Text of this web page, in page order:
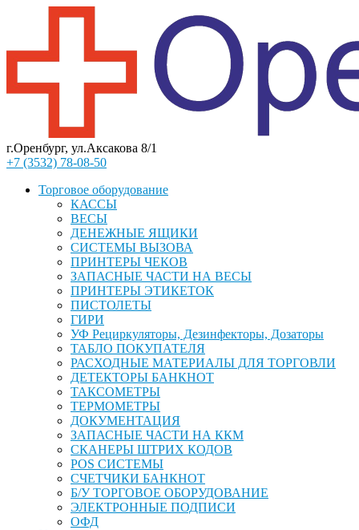
г.Оренбург, ул.Аксакова 8/1
+7 (3532) 78-08-50
Торговое оборудование
КАССЫ
ВЕСЫ
ДЕНЕЖНЫЕ ЯЩИКИ
СИСТЕМЫ ВЫЗОВА
ПРИНТЕРЫ ЧЕКОВ
ЗАПАСНЫЕ ЧАСТИ НА ВЕСЫ
ПРИНТЕРЫ ЭТИКЕТОК
ПИСТОЛЕТЫ
ГИРИ
УФ Рециркуляторы, Дезинфекторы, Дозаторы
ТАБЛО ПОКУПАТЕЛЯ
РАСХОДНЫЕ МАТЕРИАЛЫ ДЛЯ ТОРГОВЛИ
ДЕТЕКТОРЫ БАНКНОТ
ТАКСОМЕТРЫ
ТЕРМОМЕТРЫ
ДОКУМЕНТАЦИЯ
ЗАПАСНЫЕ ЧАСТИ НА ККМ
СКАНЕРЫ ШТРИХ КОДОВ
POS СИСТЕМЫ
СЧЕТЧИКИ БАНКНОТ
Б/У ТОРГОВОЕ ОБОРУДОВАНИЕ
ЭЛЕКТРОННЫЕ ПОДПИСИ
ОФД